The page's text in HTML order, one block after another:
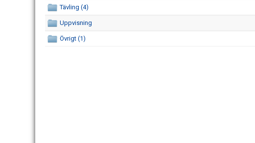
Tävling (4)
Uppvisning
Övrigt (1)